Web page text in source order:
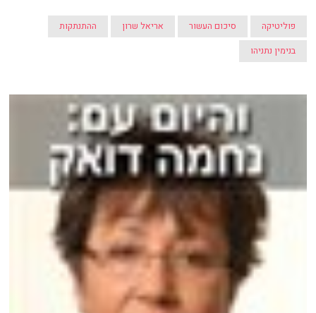
פוליטיקה סיכום העשור אריאל שרון
ההתנתקות
בנימין נתניהו